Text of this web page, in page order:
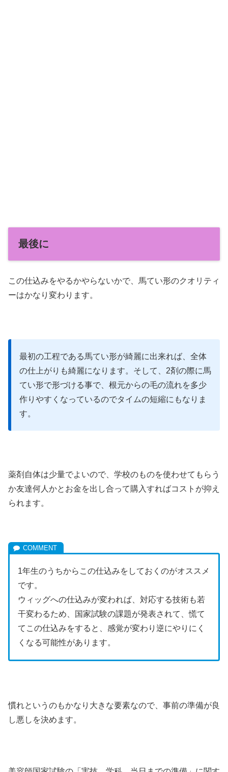
最後に
この仕込みをやるかやらないかで、馬てい形のクオリティ
ーはかなり変わります。
最初の工程である馬てい形が綺麗に出来れば、全体
の仕上がりも綺麗になります。そして、2剤の際に馬
てい形で形づける事で、根元からの毛の流れを多少
作りやすくなっているのでタイムの短縮にもなりま
す。
薬剤自体は少量でよいので、学校のものを使わせてもらう
か友達何人かとお金を出し合って購入すればコストが抑え
られます。
1年生のうちからこの仕込みをしておくのがオススメ
です。
ウィッグへの仕込みが変われば、対応する技術も若
干変わるため、国家試験の課題が発表されて、慌て
てこの仕込みをすると、感覚が変わり逆にやりにく
くなる可能性があります。
慣れというのもかなり大きな要素なので、事前の準備が良
し悪しを決めます。